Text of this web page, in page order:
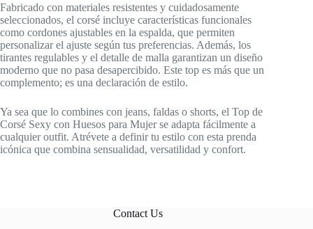
Fabricado con materiales resistentes y cuidadosamente
seleccionados, el corsé incluye características funcionales
como cordones ajustables en la espalda, que permiten
personalizar el ajuste según tus preferencias. Además, los
tirantes regulables y el detalle de malla garantizan un diseño
moderno que no pasa desapercibido. Este top es más que un
complemento; es una declaración de estilo.
Ya sea que lo combines con jeans, faldas o shorts, el Top de
Corsé Sexy con Huesos para Mujer se adapta fácilmente a
cualquier outfit. Atrévete a definir tu estilo con esta prenda
icónica que combina sensualidad, versatilidad y confort.
Contact Us